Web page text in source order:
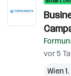
vor 5
Wien